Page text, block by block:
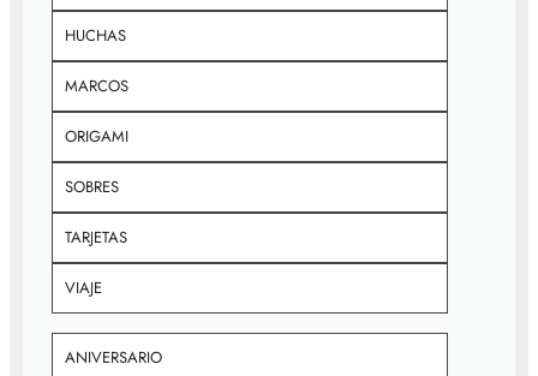
HUCHAS
MARCOS
ORIGAMI
SOBRES
TARJETAS
VIAJE
ANIVERSARIO